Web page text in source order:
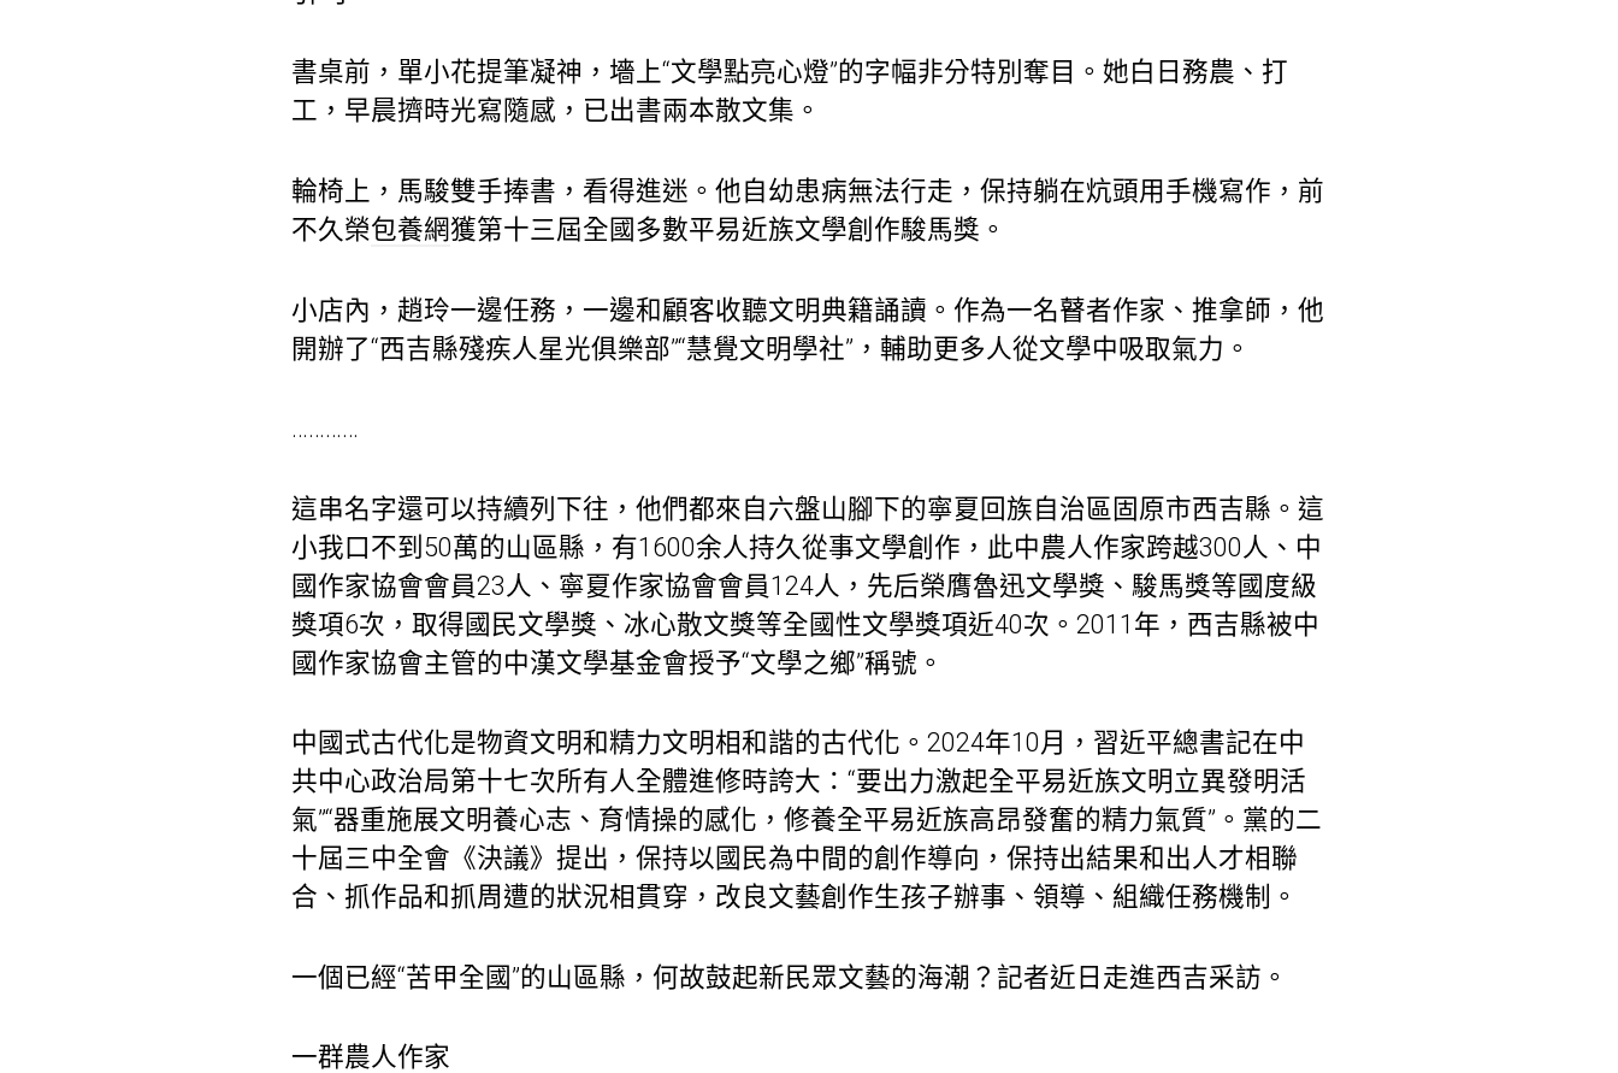
書桌前，單小花提筆凝神，墻上“文學點亮心燈”的字幅非分特別奪目。她白日務農、打
工，早晨擠時光寫隨感，已出書兩本散文集。
輪椅上，馬駿雙手捧書，看得進迷。他自幼患病無法行走，保持躺在炕頭用手機寫作，前
不久榮包養網獲第十三屆全國多數平易近族文學創作駿馬獎。
小店內，趙玲一邊任務，一邊和顧客收聽文明典籍誦讀。作為一名瞽者作家、推拿師，他
開辦了“西吉縣殘疾人星光俱樂部”“慧覺文明學社”，輔助更多人從文學中吸取氣力。
…………
這串名字還可以持續列下往，他們都來自六盤山腳下的寧夏回族自治區固原市西吉縣。這
小我口不到50萬的山區縣，有1600余人持久從事文學創作，此中農人作家跨越300人、中
國作家協會會員23人、寧夏作家協會會員124人，先后榮膺魯迅文學獎、駿馬獎等國度級
獎項6次，取得國民文學獎、冰心散文獎等全國性文學獎項近40次。2011年，西吉縣被中
國作家協會主管的中漢文學基金會授予“文學之鄉”稱號。
中國式古代化是物資文明和精力文明相和諧的古代化。2024年10月，習近平總書記在中
共中心政治局第十七次所有人全體進修時誇大：“要出力激起全平易近族文明立異發明活
氣”“器重施展文明養心志、育情操的感化，修養全平易近族高昂發奮的精力氣質”。黨的二
十屆三中全會《決議》提出，保持以國民為中間的創作導向，保持出結果和出人才相聯
合、抓作品和抓周遭的狀況相貫穿，改良文藝創作生孩子辦事、領導、組織任務機制。
一個已經“苦甲全國”的山區縣，何故鼓起新民眾文藝的海潮？記者近日走進西吉采訪。
一群農人作家